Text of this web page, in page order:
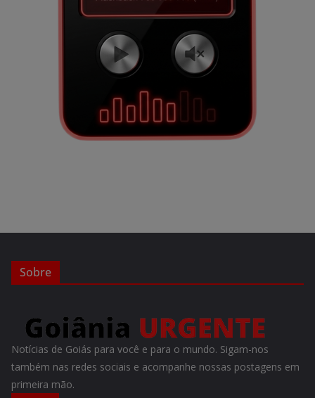
Sobre
Notícias de Goiás para você e para o mundo. Sigam-nos
também nas redes sociais e acompanhe nossas postagens em
primeira mão.